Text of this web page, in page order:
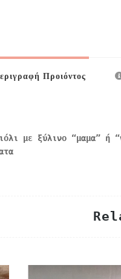
Προιόντος
με ξύλινο “μαμα” ή